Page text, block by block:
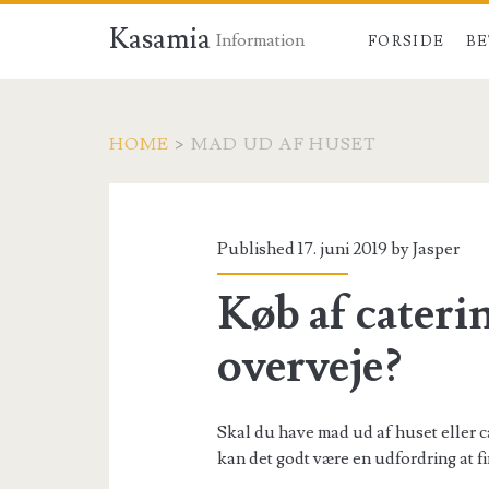
Kasamia Information FORSIDE
HOME > MAD UD AF HUSET
<span>mad
huset</span>
Published 17. juni 2019 byJasper
Køb af
overveje?
Skal du have mad ud af huset eller
kan det godt være en udfordring at